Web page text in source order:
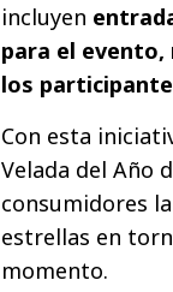
incluyen
para el evento,
los
Con esta
Velada del Año
consumidores
estrellas en
momento.